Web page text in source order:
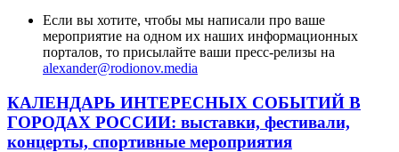
Если вы хотите, чтобы мы написали про ваше
мероприятие на одном их наших информационных
порталов, то присылайте ваши пресс-релизы на
alexander@rodionov.media
КАЛЕНДАРЬ ИНТЕРЕСНЫХ СОБЫТИЙ В
ГОРОДАХ РОССИИ: выставки, фестивали,
концерты, спортивные мероприятия